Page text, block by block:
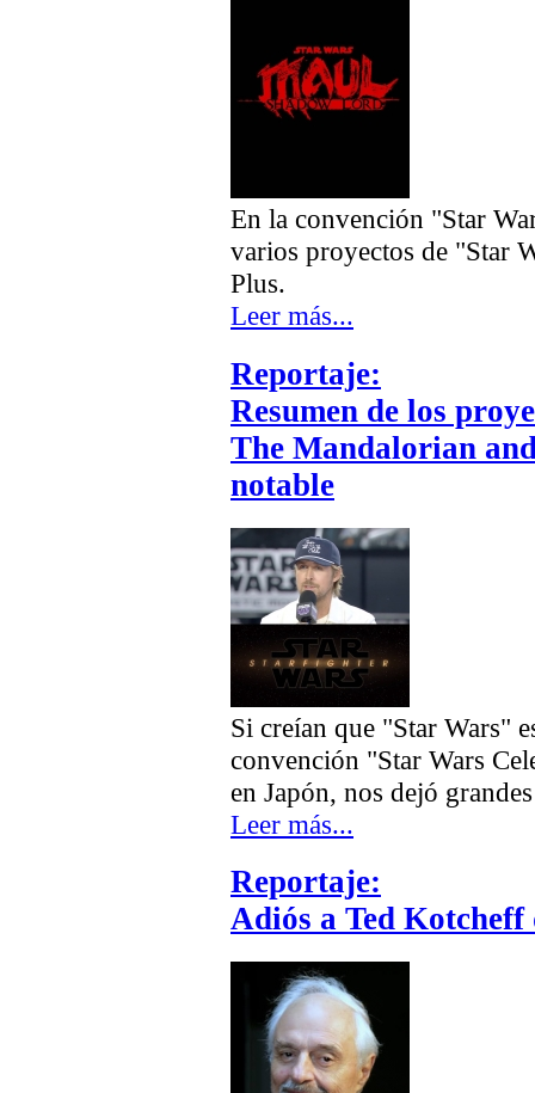
En la convención "Star
varios proyectos de "Star
Plus.
Leer más...
Reportaje:
Resumen de los
The Mandalorian
notable
Si creían que "Star Wars"
convención "Star Wars
en Japón, nos dejó
Leer más...
Reportaje:
Adiós a Ted